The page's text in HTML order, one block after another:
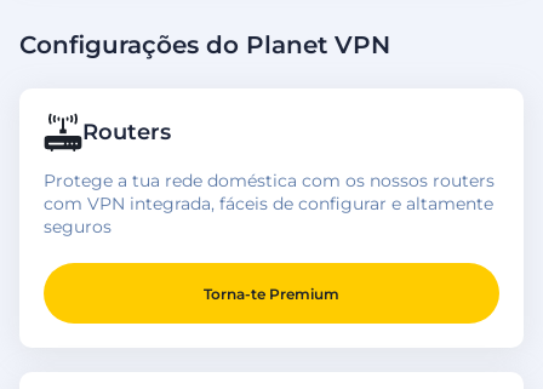
Configurações do Planet VPN
Routers
Protege a tua rede doméstica com os nossos routers
com VPN integrada, fáceis de configurar e altamente
seguros
Torna-te Premium